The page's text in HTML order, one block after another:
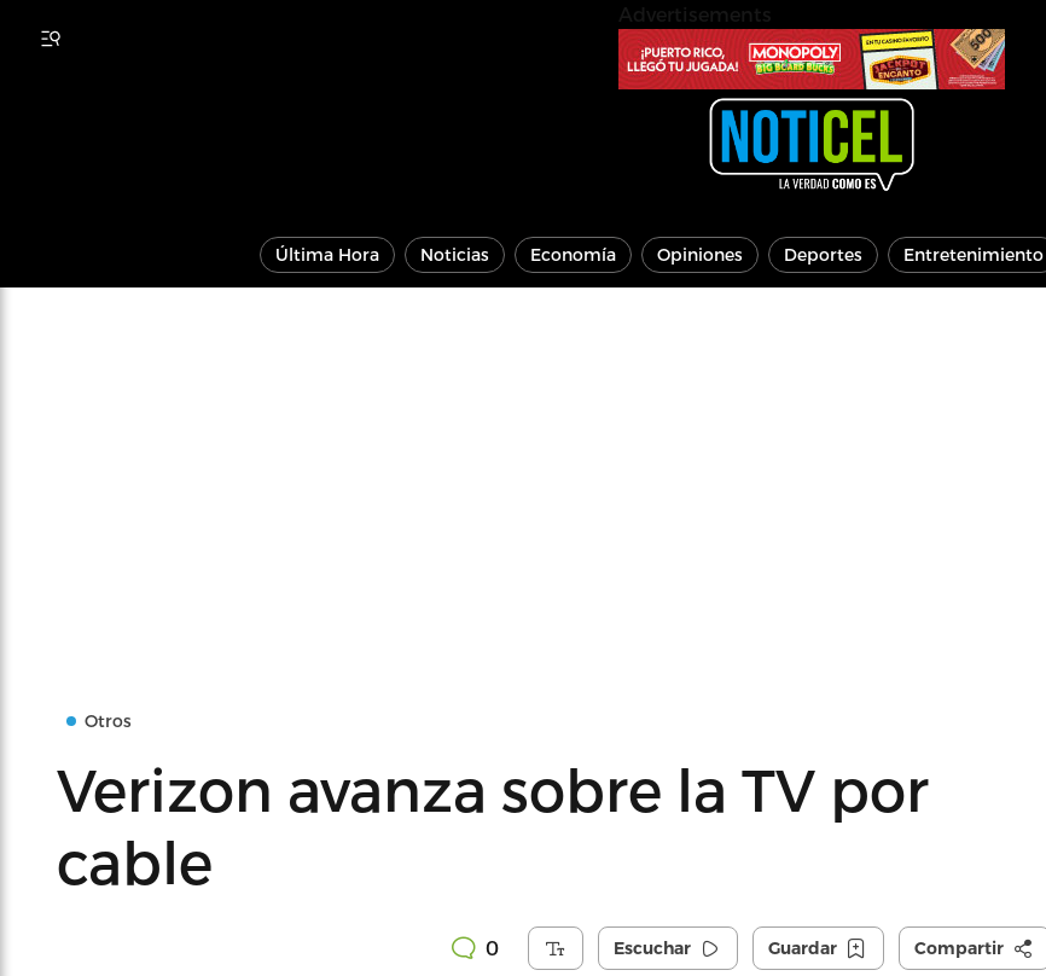
Última Hora Noticias Economía Opiniones Deportes Entretenimiento
Otros
Verizon avanza sobre la TV por
cable
0 Escuchar Guardar Compartir